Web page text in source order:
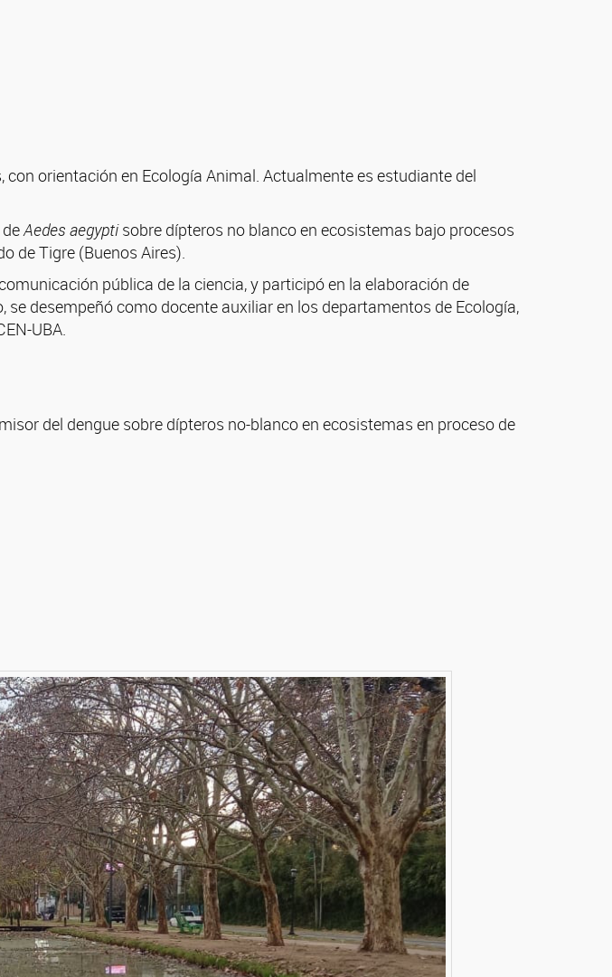
orientación en Ecología Animal. Actualmente es estudiante del
deAedes aegyptisobre dípteros no blanco en ecosistemas bajo procesos
de Tigre (Buenos Aires).
pública de la ciencia, y participó en la elaboración de
desempeñó como docente auxiliar en los departamentos de Ecología,
UBA.
del dengue sobre dípteros no-blanco en ecosistemas en proceso de